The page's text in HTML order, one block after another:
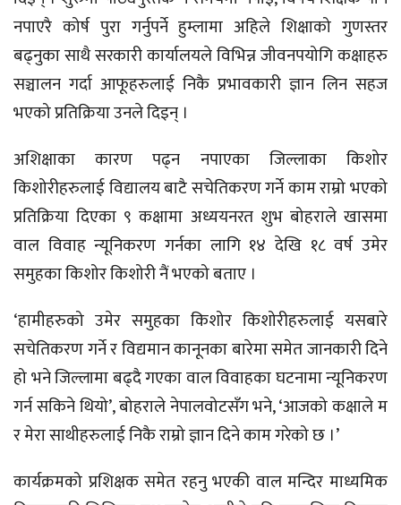
नपाएरै कोर्ष पुरा गर्नुपर्ने हुम्लामा अहिले शिक्षाको गुणस्तर
बढ्नुका साथै सरकारी कार्यालयले विभिन्न जीवनपयोगि कक्षाहरु
सञ्चालन गर्दा आफूहरुलाई निकै प्रभावकारी ज्ञान लिन सहज
भएको प्रतिक्रिया उनले दिइन् ।
अशिक्षाका कारण पढ्न नपाएका जिल्लाका किशोर
किशोरीहरुलाई विद्यालय बाटै सचेतिकरण गर्ने काम राम्रो भएको
प्रतिक्रिया दिएका ९ कक्षामा अध्ययनरत शुभ बोहराले खासमा
वाल विवाह न्यूनिकरण गर्नका लागि १४ देखि १८ वर्ष उमेर
समुहका किशोर किशोरी नैं भएको बताए ।
‘हामीहरुको उमेर समुहका किशोर किशोरीहरुलाई यसबारे
सचेतिकरण गर्ने र विद्यमान कानूनका बारेमा समेत जानकारी दिने
हो भने जिल्लामा बढ्दै गएका वाल विवाहका घटनामा न्यूनिकरण
गर्न सकिने थियो’, बोहराले नेपालवोटसँग भने, ‘आजको कक्षाले म
र मेरा साथीहरुलाई निकै राम्रो ज्ञान दिने काम गरेको छ ।’
कार्यक्रमको प्रशिक्षक समेत रहनु भएकी वाल मन्दिर माध्यमिक